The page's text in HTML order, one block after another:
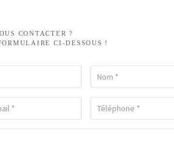
CONTACTER ?
CI-DESSOUS !